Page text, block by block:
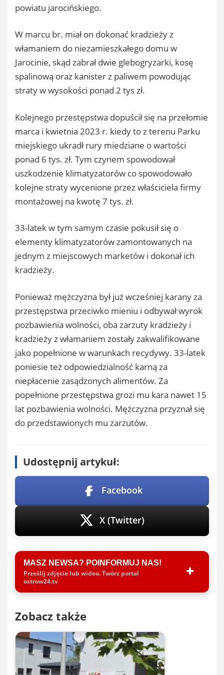
powiatu jarocińskiego.
W marcu br. miał on dokonać kradzieży z
włamaniem do niezamieszkałego domu w
Jarocinie, skąd zabrał dwie glebogryzarki, kosę
spalinową oraz kanister z paliwem powodując
straty w wysokości ponad 2 tys zł.
Kolejnego przestępstwa dopuścił się na przełomie
marca i kwietnia 2023 r. kiedy to z terenu Parku
miejskiego ukradł rury miedziane o wartości
ponad 6 tys. zł. Tym czynem spowodował
uszkodzenie klimatyzatorów co spowodowało
kolejne straty wycenione przez właściciela firmy
montażowej na kwotę 7 tys. zł.
33-latek w tym samym czasie pokusił się o
elementy klimatyzatorów zamontowanych na
jednym z miejscowych marketów i dokonał ich
kradzieży.
Ponieważ mężczyzna był już wcześniej karany za
przestępstwa przeciwko mieniu i odbywał wyrok
pozbawienia wolności, oba zarzuty kradzieży i
kradzieży z włamaniem zostały zakwalifikowane
jako popełnione w warunkach recydywy. 33-latek
poniesie też odpowiedzialność karną za
niepłacenie zasądzonych alimentów. Za
popełnione przestępstwa grozi mu kara nawet 15
lat pozbawienia wolności. Mężczyzna przyznał się
do przedstawionych mu zarzutów.
Udostępnij artykuł:
Facebook
X (Twitter)
MASZ NEWSA? POINFORMUJ NAS!
Prześlij zdjęcie lub wideo. Twórz portal
ostrow24.tv
Zobacz także